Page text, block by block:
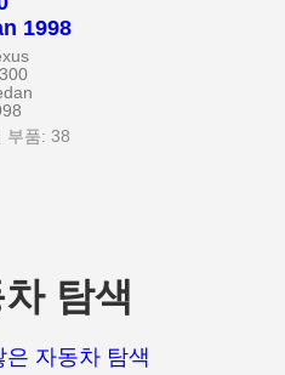
1998
부품: 38
탐색
은 자동차 탐색